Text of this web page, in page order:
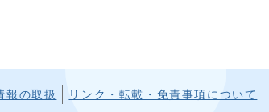
報の取扱 リンク・転載・免責事項について